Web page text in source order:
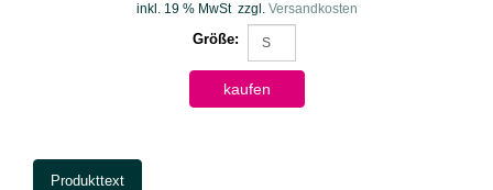
inkl. 19 % MwStzzgl.Versandkosten
Größe:
kaufen
Produkttext